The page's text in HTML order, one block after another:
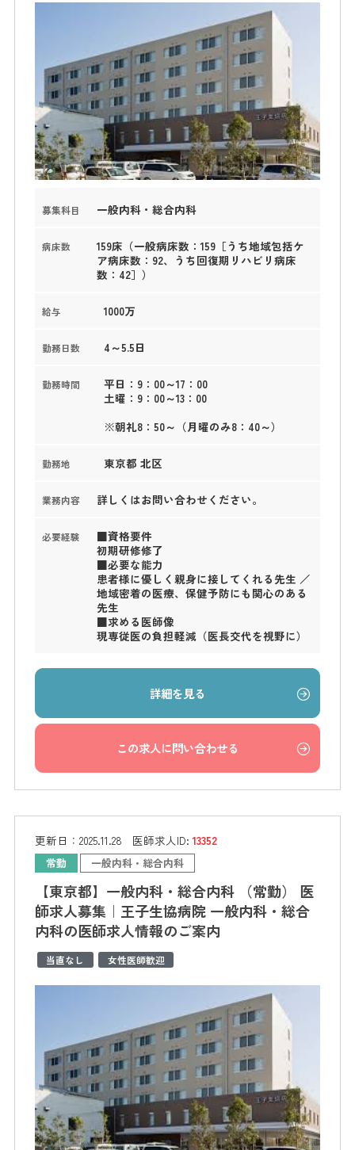
募集科目 一般内科・総合内科
病床数
159床（一般病床数：159［うち地域包括ケ
ア病床数：92、うち回復期リハビリ病床
数：42］）
給与 1000万
勤務日数 4～5.5日
勤務時間
平日：9：00～17：00
土曜：9：00～13：00
※朝礼8：50～（月曜のみ8：40～）
勤務地 東京都 北区
業務内容 詳しくはお問い合わせください。
必要経験
■資格要件
初期研修修了
■必要な能力
患者様に優しく親身に接してくれる先生 ／
地域密着の医療、保健予防にも関心のある
先生
■求める医師像
現専従医の負担軽減（医長交代を視野に）
詳細を見る
この求人に問い合わせる
更新日： 2025.11.28 医師求人ID:13352
常勤 一般内科・総合内科
【東京都】一般内科・総合内科 （常勤） 医
師求人募集｜王子生協病院 一般内科・総合
内科の医師求人情報のご案内
当直なし 女性医師歓迎